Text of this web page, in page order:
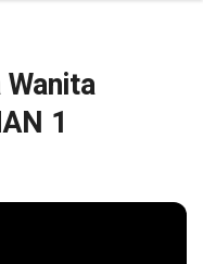
Wanita Persatuan
1